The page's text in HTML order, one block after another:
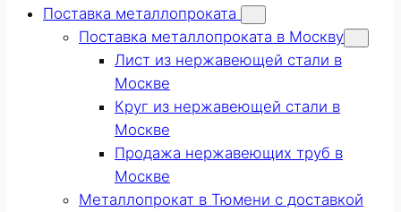
Поставка металлопроката
Поставка металлопроката в Москву
Лист из нержавеющей стали в
Москве
Круг из нержавеющей стали в
Москве
Продажа нержавеющих труб в
Москве
Металлопрокат в Тюмени с доставкой